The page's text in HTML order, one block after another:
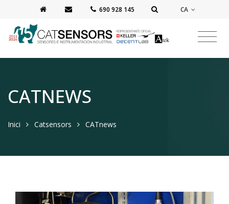
‭690 928 145‬ CA
CATNEWS
Inici Catsensors CATnews